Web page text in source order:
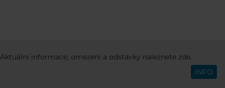
Čeština
CENÍK CENÍK BEŠEŇOVÁ
Aktuální informace, omezení a odstávky naleznete zde.
INFO